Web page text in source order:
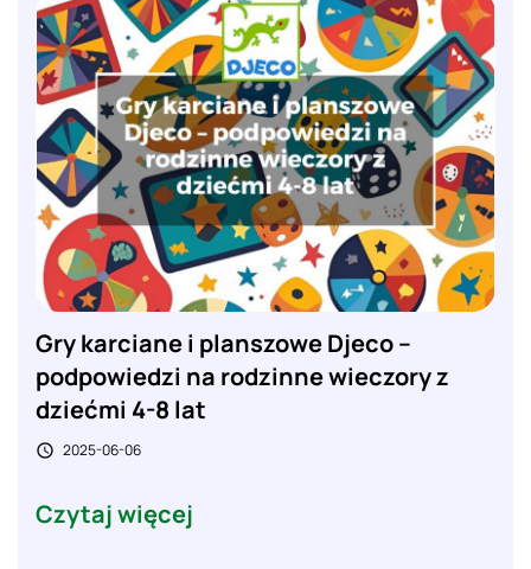
Gry karciane i planszowe Djeco –
podpowiedzi na rodzinne wieczory z
dziećmi 4-8 lat
 2025-06-06
Czytaj więcej